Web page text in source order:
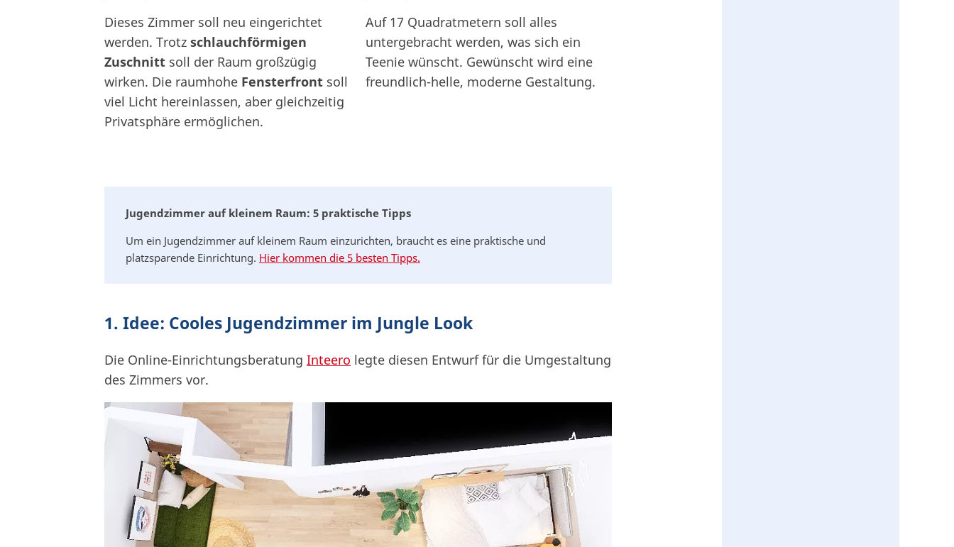
Dieses Zimmer soll neu eingerichtet
werden. Trotz schlauchförmigen
Zuschnitt soll der Raum großzügig
wirken. Die raumhohe Fensterfront soll
viel Licht hereinlassen, aber gleichzeitig
Privatsphäre ermöglichen.
Auf 17 Quadratmetern soll alles
untergebracht werden, was sich ein
Teenie wünscht. Gewünscht wird eine
freundlich-helle, moderne Gestaltung.
Jugendzimmer auf kleinem Raum: 5 praktische Tipps
Um ein Jugendzimmer auf kleinem Raum einzurichten, braucht es eine praktische und
platzsparende Einrichtung. Hier kommen die 5 besten Tipps.
1. Idee: Cooles Jugendzimmer im Jungle Look
Die Online-Einrichtungsberatung Inteero legte diesen Entwurf für die Umgestaltung
des Zimmers vor.